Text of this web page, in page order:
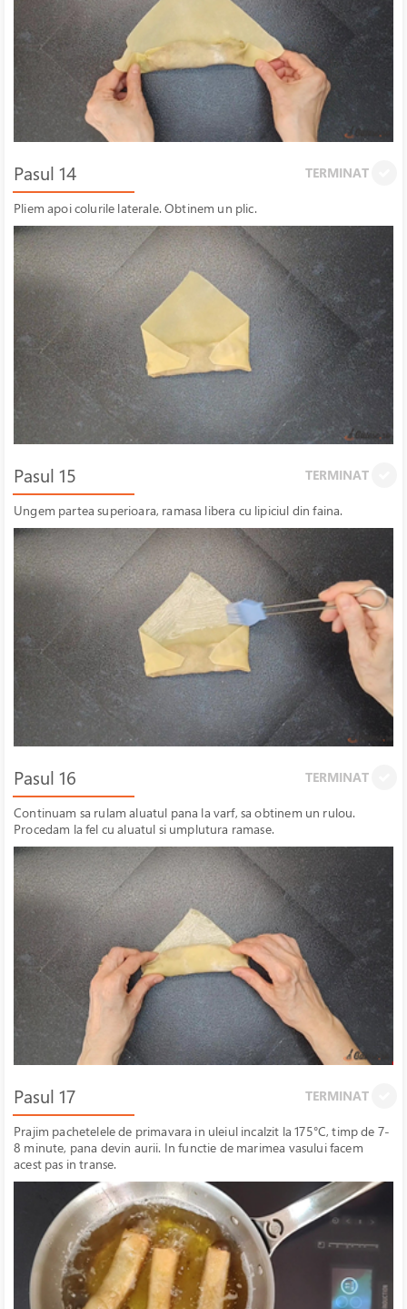
Pasul 14 TERMINAT
Pliem apoi colurile laterale. Obtinem un plic.
Pasul 15 TERMINAT
Ungem partea superioara, ramasa libera cu lipiciul din faina.
Pasul 16 TERMINAT
Continuam sa rulam aluatul pana la varf, sa obtinem un rulou.
Procedam la fel cu aluatul si umplutura ramase.
Pasul 17 TERMINAT
Prajim pachetelele de primavara in uleiul incalzit la 175°C, timp de 7-
8 minute, pana devin aurii. In functie de marimea vasului facem
acest pas in transe.